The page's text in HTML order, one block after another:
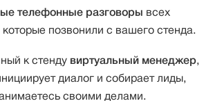
телефонные разговоры всех
которые позвонили с вашего стенда.
к стенду виртуальный менеджер,
диалог и собирает лиды,
своими делами.